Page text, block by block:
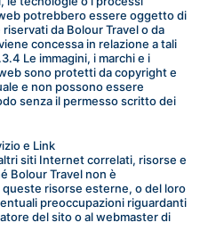
potrebbero essere oggetto di
da Bolour Travel o da
concessa in relazione a tali
Le immagini, i marchi e i
sono protetti da copyright e
e non possono essere
senza il permesso scritto dei
e Link
siti Internet correlati, risorse e
Bolour Travel non è
risorse esterne, o del loro
preoccupazioni riguardanti
del sito o al webmaster di